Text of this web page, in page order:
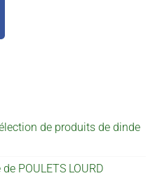
de produits de dinde
POULETS LOURD